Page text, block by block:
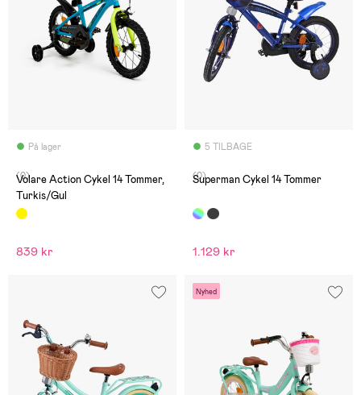
På lager
(0)
Volare Action Cykel 14 Tommer,
Turkis/Gul
839 kr
5 TILBAGE
(0)
Superman Cykel 14 Tommer
1.129 kr
Nyhed